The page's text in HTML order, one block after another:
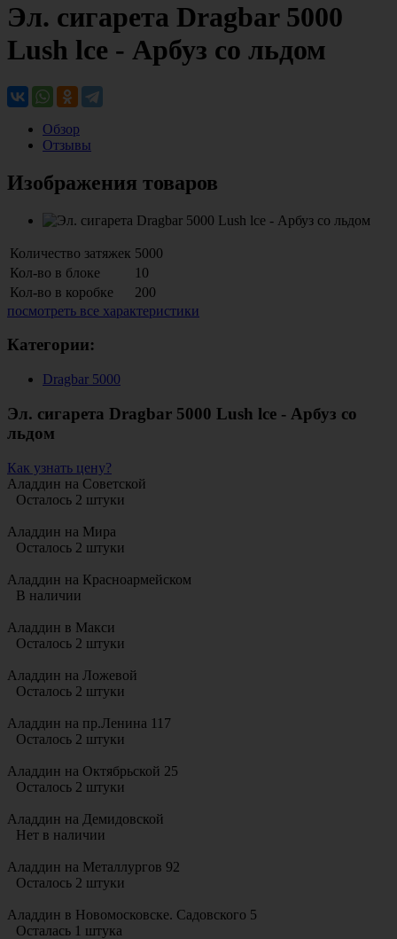
Эл. сигарета Dragbar 5000
Lush lce - Арбуз со льдом
Обзор
Отзывы
Изображения товаров
Количество затяжек 5000
Кол-во в блоке
10
Кол-во в коробке
200
посмотреть все характеристики
Категории:
Dragbar 5000
Эл. сигарета Dragbar 5000 Lush lce - Арбуз со
льдом
Как узнать цену?
Аладдин на Советской
Осталось 2 штуки
Аладдин на Мира
Осталось 2 штуки
Аладдин на Красноармейском
В наличии
Аладдин в Макси
Осталось 2 штуки
Аладдин на Ложевой
Осталось 2 штуки
Аладдин на пр.Ленина 117
Осталось 2 штуки
Аладдин на Октябрьской 25
Осталось 2 штуки
Аладдин на Демидовской
Нет в наличии
Аладдин на Металлургов 92
Осталось 2 штуки
Аладдин в Новомосковске. Садовского 5
Осталась 1 штука